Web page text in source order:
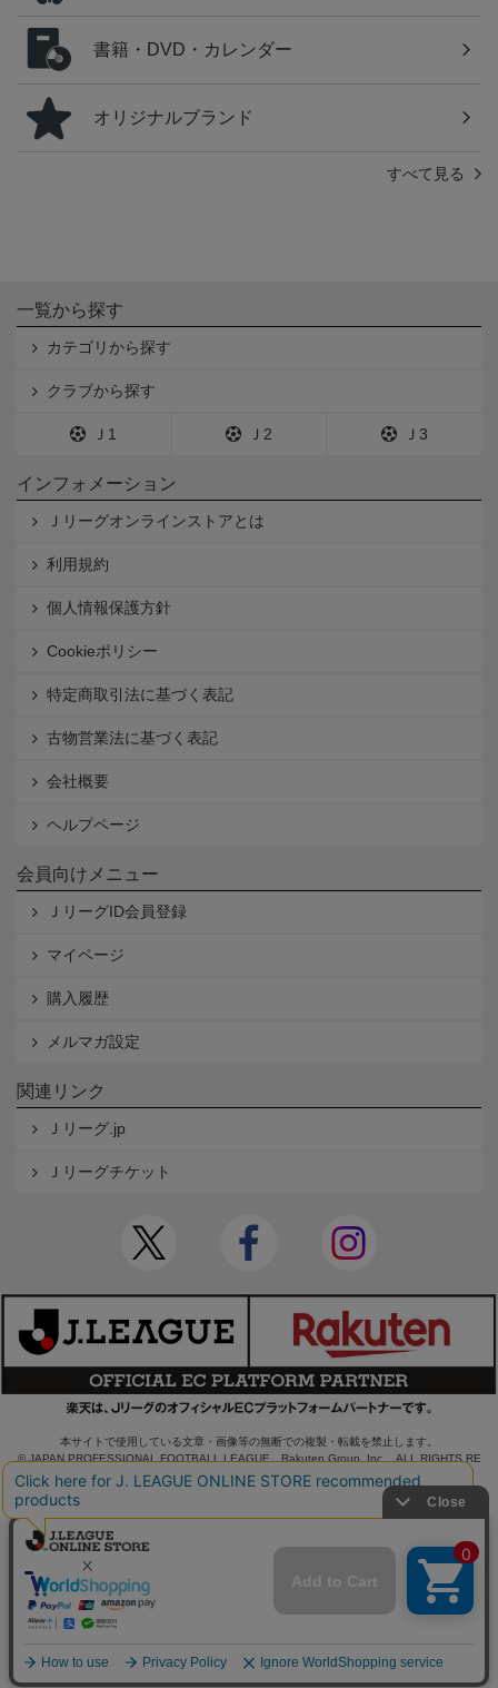
書籍・DVD・カレンダー
オリジナルブランド
すべて見る
一覧から探す
カテゴリから探す
クラブから探す
Ｊ1 Ｊ2 Ｊ3
インフォメーション
Ｊリーグオンラインストアとは
利用規約
個人情報保護方針
Cookieポリシー
特定商取引法に基づく表記
古物営業法に基づく表記
会社概要
ヘルプページ
会員向けメニュー
ＪリーグID会員登録
マイページ
購入履歴
メルマガ設定
関連リンク
Ｊリーグ.jp
Ｊリーグチケット
本サイトで使用している文章・画像等の無断での複製・転載を禁止します。
© JAPAN PROFESSIONAL FOOTBALL LEAGUE Rakuten Group, Inc. ALL RIGHTS RE
SERVED.